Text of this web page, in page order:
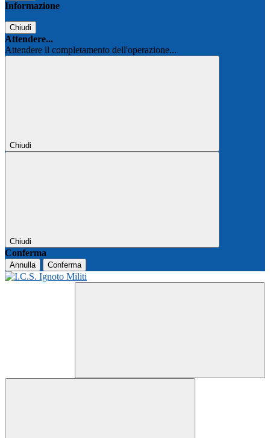
Informazione
Chiudi
Attendere...
Attendere il completamento dell'operazione...
Chiudi
Chiudi
Conferma
Annulla Conferma